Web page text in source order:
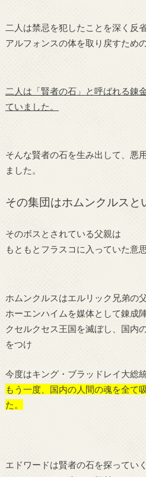
二人は禁忌を犯したことを深く反
アルフォンスの体を取り戻すため
二人は「賢者の石」と呼ばれる錬
ていました。
そんな賢者の石を生み出して、悪
ました。
その集団はホムンクルスと
そのボスとされている父親は
もともとフラスコに入っていた意
ホムンクルスはエルリック兄弟の
ホーエンハイムを媒体として錬成
クセルクセス王国を滅ぼし、国内
をつけ
今度はキング・ブラッドレイ大総
もう一度、国内の人間の魂を全て
た。
エドワードは賢者の石を探ってい